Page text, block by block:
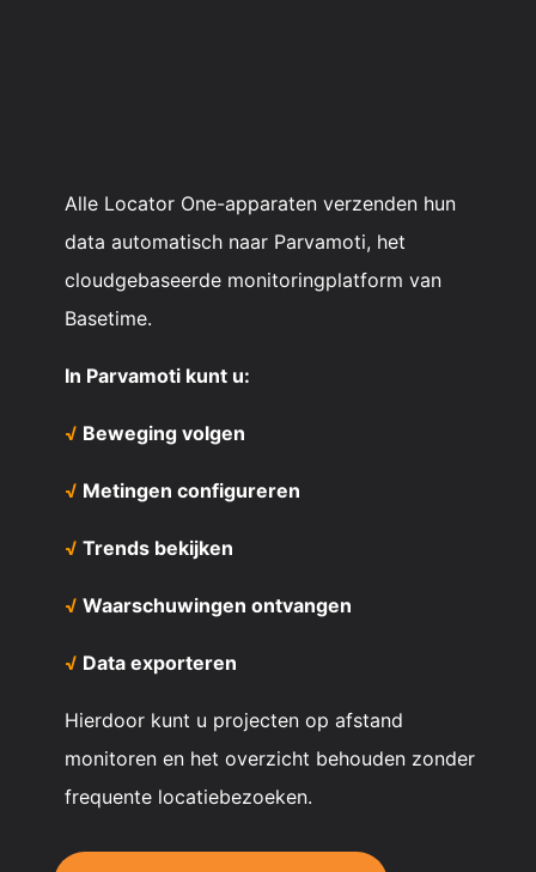
Alle Locator One-apparaten verzenden hun
data automatisch naar Parvamoti, het
cloudgebaseerde monitoringplatform van
Basetime.
In Parvamoti kunt u:
√ Beweging volgen
√ Metingen configureren
√ Trends bekijken
√ Waarschuwingen ontvangen
√ Data exporteren
Hierdoor kunt u projecten op afstand
monitoren en het overzicht behouden zonder
frequente locatiebezoeken.